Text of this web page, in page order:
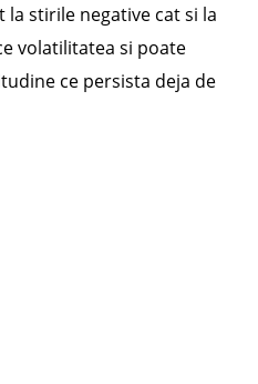
stirile negative cat si la
volatilitatea si poate
ce persista deja de